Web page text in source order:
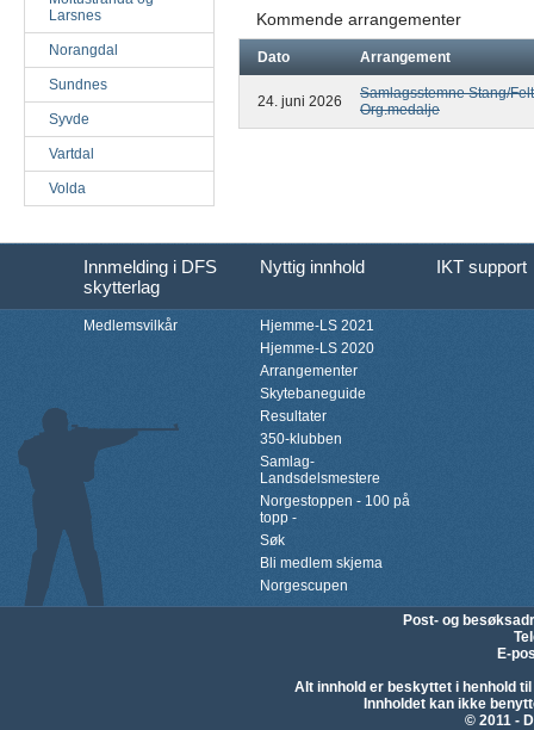
Larsnes
Norangdal
Sundnes
Syvde
Vartdal
Volda
Kommende arrangementer
Dato Arrangement
24. juni 2026
Samlagsstemne Stang/
Org.medalje
Innmelding i DFS
skytterlag
Nyttig innhold IKT support
Medlemsvilkår
Hjemme-LS 2021
Hjemme-LS 2020
Arrangementer
Skytebaneguide
Resultater
350-klubben
Samlag-
Landsdelsmestere
Norgestoppen - 100 på
topp -
Søk
Bli medlem skjema
Norgescupen
Post- og
E-
Alt innhold er beskyttet i henhold
Innholdet kan ikke
© 2011 -